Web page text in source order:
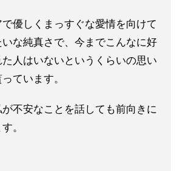
優しくまっすぐな愛情を向けて
いな純真さで、今までこんなに好
人はいないという くらいの思い
ています。
不安なことを話しても前向きに
。